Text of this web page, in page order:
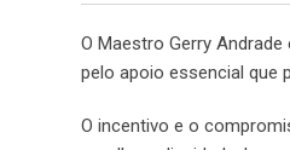
O Maestro Gerry
pelo apoio essencial que
O incentivo e o